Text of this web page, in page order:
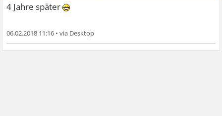
4 Jahre später
06.02.2018 11:16 •